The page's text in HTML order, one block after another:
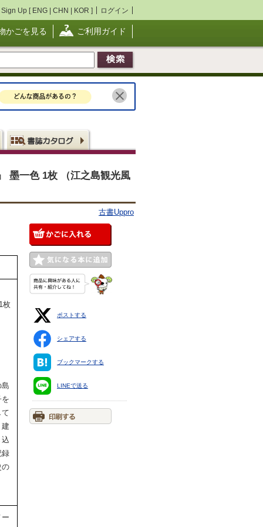
Sign Up [ ENG | CHN | KOR ] ログイン
かごを見る ご利用ガイド
墨一色 1枚 （江之島観光風
古書Uppro
枚
録
の
ポストする
シェアする
ブックマークする
LINEで送る